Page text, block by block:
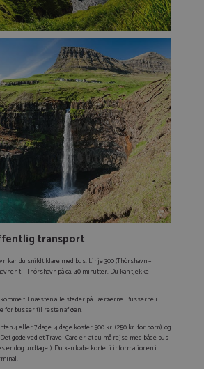
transport
kan du snildt klare med bus. Linje 300 (Thórshavn –
til Thórshavn på ca. 40 minutter. Du kan tjekke
til næsten alle steder på Færøerne. Busserne i
for busser til resten af øen.
4 eller 7 dage. 4 dage koster 500 kr. (250 kr. for børn), og
gode ved et Travel Card er, at du må rejse med både bus
dog undtaget). Du kan købe kortet i informationen i